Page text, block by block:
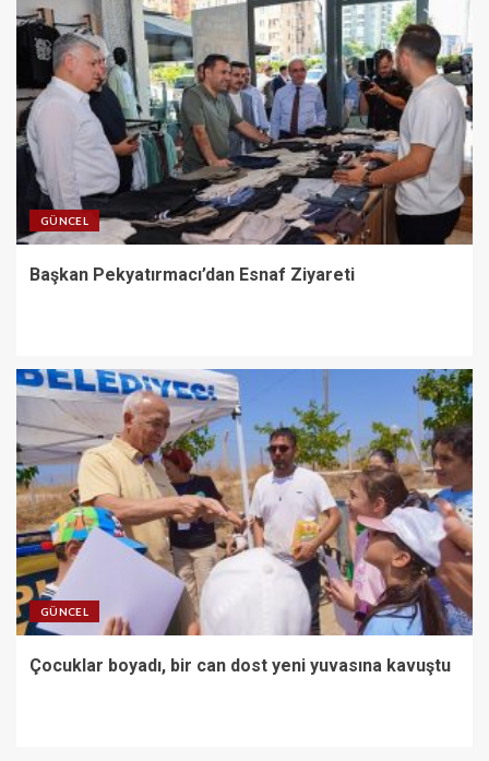
GÜNCEL
Başkan Pekyatırmacı’dan Esnaf Ziyareti
GÜNCEL
Çocuklar boyadı, bir can dost yeni yuvasına kavuştu